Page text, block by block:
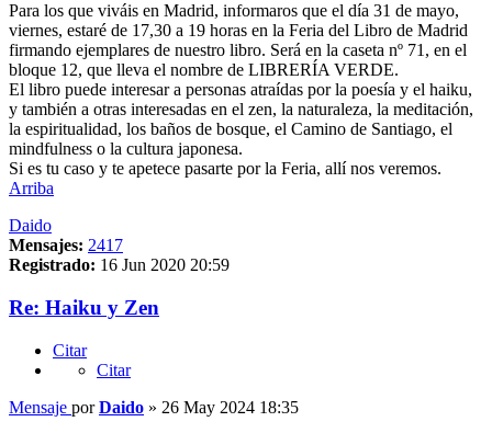
Para los que viváis en Madrid, informaros que el día 31 de mayo,
viernes, estaré de 17,30 a 19 horas en la Feria del Libro de Madrid
firmando ejemplares de nuestro libro. Será en la caseta nº 71, en el
bloque 12, que lleva el nombre de LIBRERÍA VERDE.
El libro puede interesar a personas atraídas por la poesía y el haiku,
y también a otras interesadas en el zen, la naturaleza, la meditación,
la espiritualidad, los baños de bosque, el Camino de Santiago, el
mindfulness o la cultura japonesa.
Si es tu caso y te apetece pasarte por la Feria, allí nos veremos.
Arriba
Daido
Mensajes: 2417
Registrado: 16 Jun 2020 20:59
Re: Haiku y Zen
Citar
Citar
Mensaje porDaido » 26 May 2024 18:35